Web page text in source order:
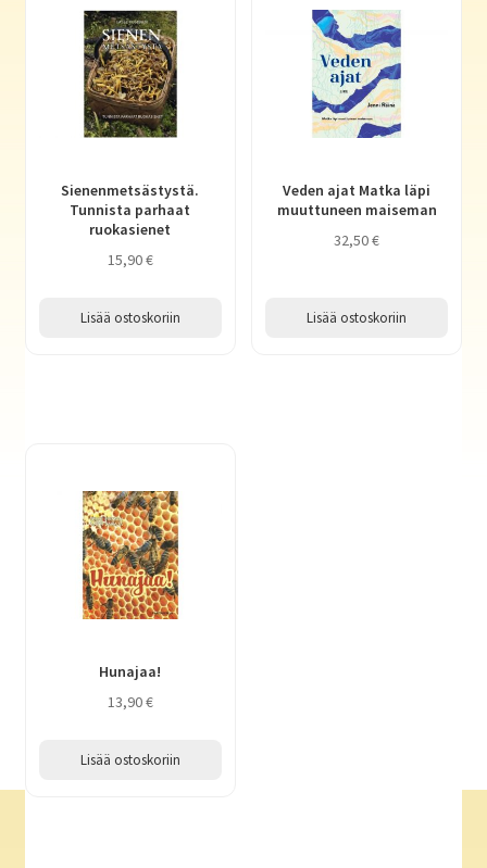
Sienenmetsästystä.
Tunnista parhaat
ruokasienet
15,90€
Lisää ostoskoriin
Veden ajat Matka läpi
muuttuneen maiseman
32,50€
Lisää ostoskoriin
Hunajaa!
13,90€
Lisää ostoskoriin